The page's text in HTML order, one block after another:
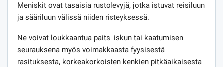
Meniskit ovat tasaisia ​​rustolevyjä, jotka istuvat reisiluun
ja sääriluun välissä niiden risteyksessä.
Ne voivat loukkaantua paitsi iskun tai kaatumisen
seurauksena myös voimakkaasta fyysisestä
rasituksesta, korkeakorkoisten kenkien pitkäaikaisesta